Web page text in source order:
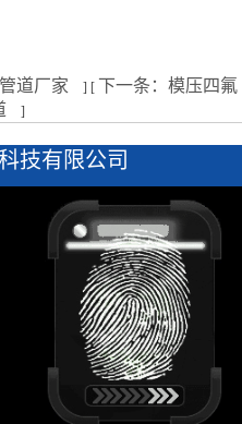
道厂家 ] [ 下一条：模压四氟
]
技有限公司